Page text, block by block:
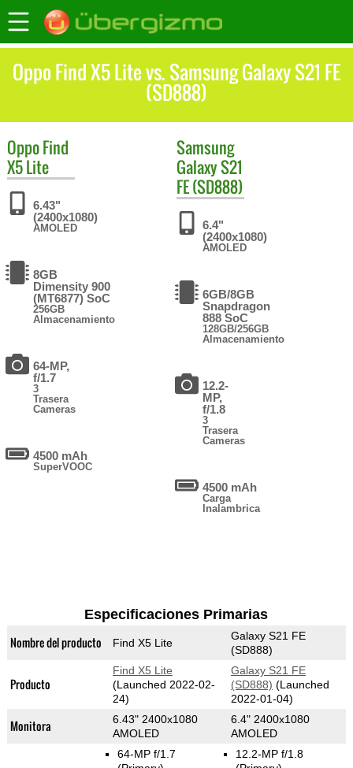
Oppo Find X5 Lite vs. Samsung Galaxy S21 FE
(SD888)
OppoFind
X5 Lite
6.43"
(2400x1080)
AMOLED
8GB
Dimensity 900
(MT6877) SoC
256GB
Almacenamiento
64-MP,
f/1.7
3
Trasera
Cameras
4500 mAh
SuperVOOC
Samsung
Galaxy S21
FE (SD888)
6.4"
(2400x1080)
AMOLED
6GB/8GB
Snapdragon
888 SoC
128GB/256GB
Almacenamiento
12.2-
MP,
f/1.8
3
Trasera
Cameras
4500 mAh
Carga
Inalambrica
Especificaciones Primarias
Nombre del producto Find X5 Lite
Galaxy S21 FE
(SD888)
Producto
Find X5 Lite
(Launched 2022-02-
24)
Galaxy S21 FE
(SD888) (Launched
2022-01-04)
Monitora
6.43" 2400x1080
AMOLED
6.4" 2400x1080
AMOLED
64-MP f/1.7
12.2-MP f/1.8